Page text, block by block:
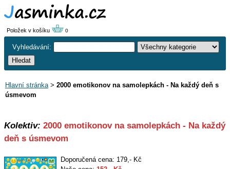
Položek v košíku 0
Vyhledávání:
Hlavní stránka> 2000 emotikonov na samolepkách - Na každý deň s
úsmevom
Kolektiv: 2000 emotikonov na samolepkách - Na každý
deň s úsmevom
Doporučená cena: 179,- Kč